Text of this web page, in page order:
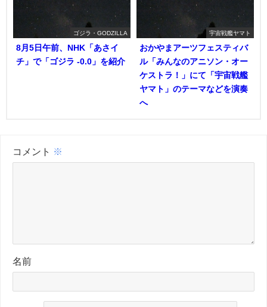
ゴジラ・GODZILLA
8月5日午前、NHK「あさイ
チ」で「ゴジラ -0.0」を紹介
宇宙戦艦ヤマト
おかやまアーツフェスティバ
ル「みんなのアニソン・オー
ケストラ！」にて「宇宙戦艦
ヤマト」のテーマなどを演奏
へ
コメント ※
名前